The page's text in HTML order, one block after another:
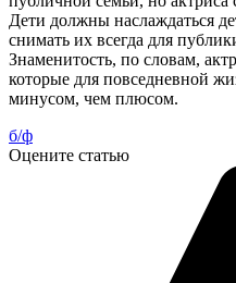
Дети должны наслаждаться
снимать их всегда для
Знаменитость, по словам,
которые для повседневной
минусом, чем плюсом.
б/ф
Оцените статью